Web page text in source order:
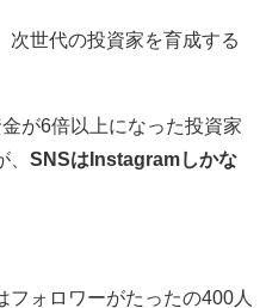
次世代の投資家を育成する
が6倍以上になった投資家
SNSはInstagramしかな
フォロワーがたったの400人